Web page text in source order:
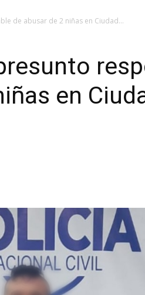
de abusar de 2 niñas en Ciudad...
en